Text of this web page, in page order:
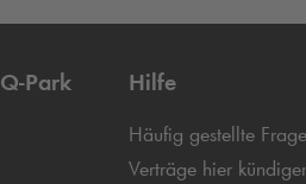
Q-Park Hilfe
Häufig gestellte
Verträge hier